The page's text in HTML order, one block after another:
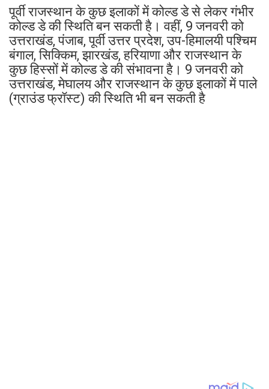
पूर्वी राजस्थान के कुछ इलाकों में कोल्ड डे से लेकर गंभीर
कोल्ड डे की स्थिति बन सकती है। वहीं, 9 जनवरी को
उत्तराखंड, पंजाब, पूर्वी उत्तर प्रदेश, उप-हिमालयी पश्चिम
बंगाल, सिक्किम, झारखंड, हरियाणा और राजस्थान के
कुछ हिस्सों में कोल्ड डे की संभावना है। 9 जनवरी को
उत्तराखंड, मेघालय और राजस्थान के कुछ इलाकों में पाले
(ग्राउंड फ्रॉस्ट) की स्थिति भी बन सकती है